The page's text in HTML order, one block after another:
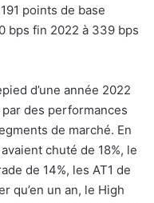
points de base
bps fin 2022 à 339 bps
d’une année 2022
des performances
de marché. En
chuté de 18%, le
de 14%, les AT1 de
qu’en un an, le High